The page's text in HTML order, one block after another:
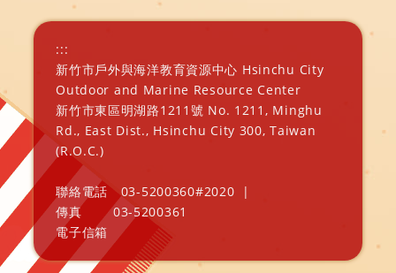
:::
新竹市戶外與海洋教育資源中心 Hsinchu City
Outdoor and Marine Resource Center
新竹市東區明湖路1211號 No. 1211, Minghu
Rd., East Dist., Hsinchu City 300, Taiwan
(R.O.C.)
聯絡電話 03-5200360#2020
|
傳真
03-5200361
電子信箱